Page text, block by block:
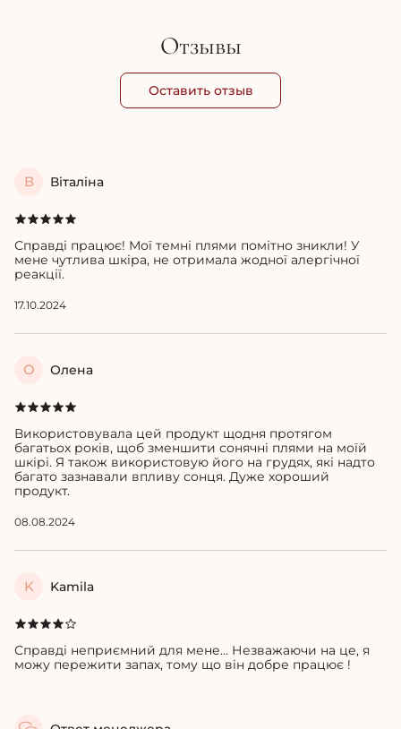
Отзывы
Оставить отзыв
В Віталіна
Справді працює! Мої темні плями помітно зникли! У
мене чутлива шкіра, не отримала жодної алергічної
реакції.
17.10.2024
О Олена
Використовувала цей продукт щодня протягом
багатьох років, щоб зменшити сонячні плями на моїй
шкірі. Я також використовую його на грудях, які надто
багато зазнавали впливу сонця. Дуже хороший
продукт.
08.08.2024
K Kamila
Справді неприємний для мене... Незважаючи на це, я
можу пережити запах, тому що він добре працює !